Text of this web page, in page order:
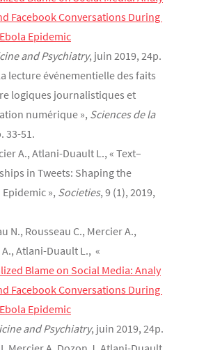
Facebook Conversations During
Epidemic
and Psychiatry, juin 2019, 24p.
lecture événementielle des faits
logiques journalistiques et
numérique », Sciences de la
33-51.
A., Atlani-Duault L., « Text–
in Tweets: Shaping the
», Societies, 9 (1), 2019,
N., Rousseau C., Mercier A.,
Atlani-Duault L., «
Blame on Social Media: Analy
Facebook Conversations During
Epidemic
and Psychiatry, juin 2019, 24p.